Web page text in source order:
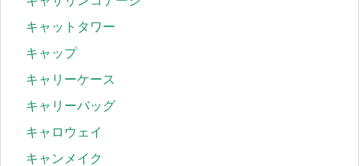
キャットタワー
キャップ
キャリーケース
キャリーバッグ
キャロウェイ
キャンメイク